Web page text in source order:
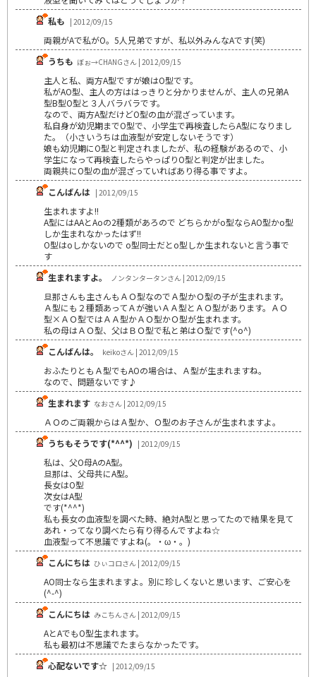
私も | 2012/09/15
両親がAで私がO。5人兄弟ですが、私以外みんなAです(笑)
うちも ぼぉ→CHANGさん | 2012/09/15
主人と私、両方A型ですが娘はO型です。
私がAO型、主人の方ははっきりと分かりませんが、主人の兄弟A
型B型O型と３人バラバラです。
なので、両方A型だけどO型の血が混ざっています。
私自身が幼児期までO型で、小学生で再検査したらA型になりまし
た。（小さいうちは血液型が安定しないそうです）
娘も幼児期にO型と判定されましたが、私の経験があるので、小
学生になって再検査したらやっぱりO型と判定が出ました。
両親共にO型の血が混ざっていればあり得る事ですよ。
こんばんは | 2012/09/15
生まれますよ!!
A型にはAAとAoの2種類があろので どちらかがo型ならAO型かo型
しか生まれなかったはず!!
O型はoしかないので o型同士だとo型しか生まれないと言う事で
す
生まれますよ。
ノンタンタータンさん | 2012/09/15
旦那さんも主さんもＡＯ型なのでＡ型かＯ型の子が生まれます。
Ａ型にも２種類あってＡが強いＡＡ型とＡＯ型があります。ＡＯ
型×ＡＯ型ではＡＡ型かＡＯ型かＯ型が生まれます。
私の母はＡＯ型、父はＢＯ型で私と弟はＯ型です(^o^)
こんばんは。
keikoさん | 2012/09/15
おふたりともＡ型でもAOの場合は、Ａ型が生まれますね。
なので、問題ないです♪
生まれます なおさん | 2012/09/15
ＡＯのご両親からはＡ型か、Ｏ型のお子さんが生まれますよ。
うちもそうです(*^^*) | 2012/09/15
私は、父O母AのA型。
旦那は、父母共にA型。
長女はO型
次女はA型
です(*^^*)
私も長女の血液型を調べた時、絶対A型と思ってたので結果を見て
あれ・ってなり調べたら有り得るんですよね☆
血液型って不思議ですよね(。・ω・。)
こんにちは ひぃコロさん | 2012/09/15
AO同士なら生まれますよ。別に珍しくないと思います、ご安心を
(^-^)
こんにちは みこちんさん | 2012/09/15
AとAでもO型生まれます。
私も最初は不思議でたまらなかったです。
心配ないです☆ | 2012/09/15